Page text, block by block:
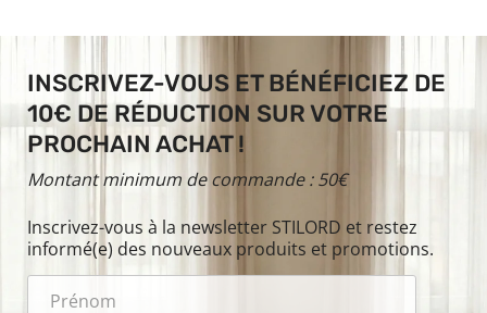
INSCRIVEZ-VOUS ET BÉNÉFICIEZ DE
10€ DE RÉDUCTION SUR VOTRE
PROCHAIN ACHAT !
Montant minimum de commande : 50€
Inscrivez-vous à la newsletter STILORD et restez
informé(e) des nouveaux produits et promotions.